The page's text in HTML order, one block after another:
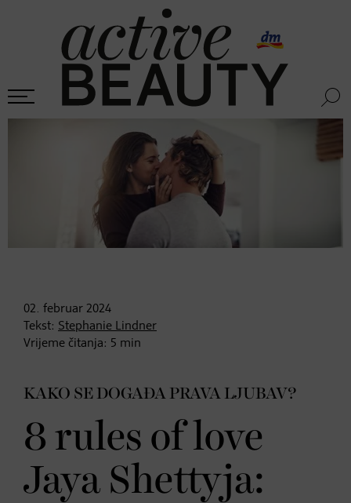
02. februar 2024
Tekst: Stephanie Lindner
Vrijeme čitanja: 5 min
KAKO SE DOGAĐA PRAVA LJUBAV?
8 rules of love
Jaya Shettyja: